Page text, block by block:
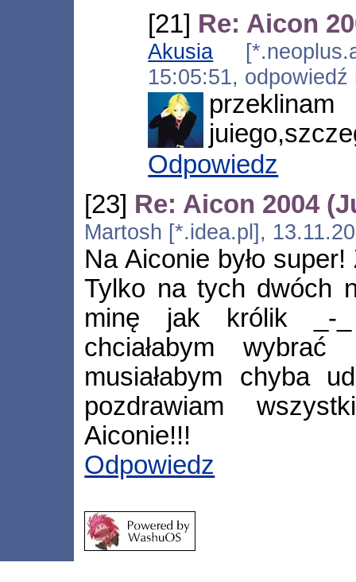
[21] Re: Aicon
Akusia
15:05:51,
Odpowiedz
[23] Re: Aicon 2004
Martosh [*.idea.pl],
Na Aiconie było
Tylko na tych dwóch
minę jak królik _-
chciałabym
musiałabym chyba
pozdrawiam
Aiconie!!!
Odpowiedz